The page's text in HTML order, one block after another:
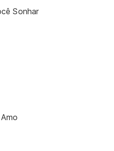
Sonhar